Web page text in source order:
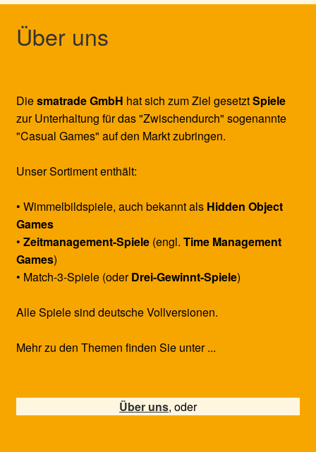
Über uns
Diesmatrade GmbH hat sich zum Ziel gesetztSpiele
zur Unterhaltung für das "Zwischendurch" sogenannte
"Casual Games" auf den Markt zubringen.
Unser Sortiment enthält:
• Wimmelbildspiele, auch bekannt als Hidden Object
Games
• Zeitmanagement-Spiele(engl. Time Management
Games)
• Match-3-Spiele (oderDrei-Gewinnt-Spiele)
Alle Spiele sind deutsche Vollversionen.
Mehr zu den Themen finden Sie unter ...
Über uns, oder